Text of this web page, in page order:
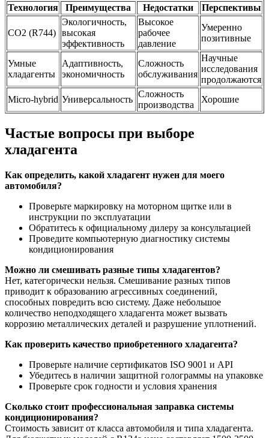
Технология Преимущества Недостатки Перспективы
CO2 (R744)
Экологичность,
высокая
эффективность
Высокое
рабочее
давление
Умеренно
позитивные
Умные
хладагенты
Адаптивность,
экономичность
Сложность
обслуживания
Научные
исследования
продолжаются
Micro-hybrid Универсальность
Сложность
производства
Хорошие
Частые вопросы при выборе
хладагента
Как определить, какой хладагент нужен для моего
автомобиля?
Проверьте маркировку на моторном щитке или в
инструкции по эксплуатации
Обратитесь к официальному дилеру за консультацией
Проведите компьютерную диагностику системы
кондиционирования
Можно ли смешивать разные типы хладагентов?
Нет, категорически нельзя. Смешивание разных типов
приводит к образованию агрессивных соединений,
способных повредить всю систему. Даже небольшое
количество неподходящего хладагента может вызвать
коррозию металлических деталей и разрушение уплотнений.
Как проверить качество приобретенного хладагента?
Проверьте наличие сертификатов ISO 9001 и API
Убедитесь в наличии защитной голограммы на упаковке
Проверьте срок годности и условия хранения
Сколько стоит профессиональная заправка системы
кондиционирования?
Стоимость зависит от класса автомобиля и типа хладагента.